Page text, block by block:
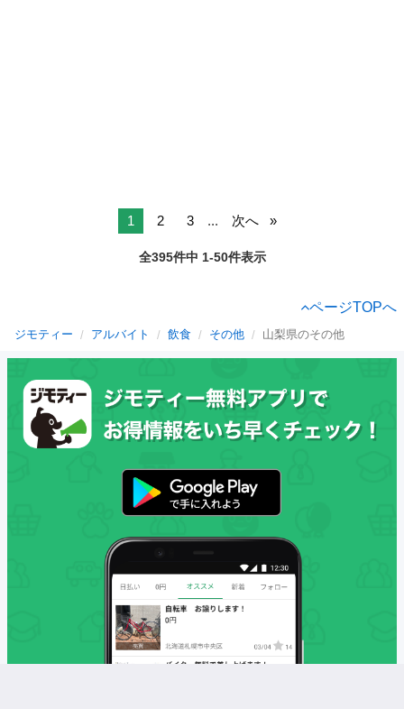
1 2 3 ... 次へ
全395件中 1-50件表示
ページTOPへ
ジモティー アルバイト 飲食 その他 山梨県のその他